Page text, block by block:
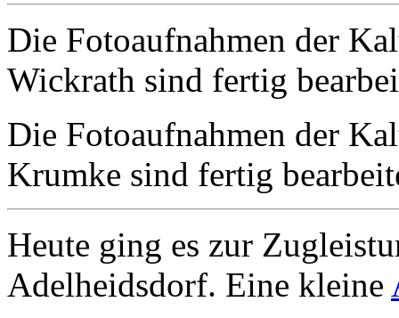
Die Fotoaufnahmen der
Wickrath sind fertig
Die Fotoaufnahmen der
Krumke sind fertig
Heute ging es zur
Adelheidsdorf. Eine kleine